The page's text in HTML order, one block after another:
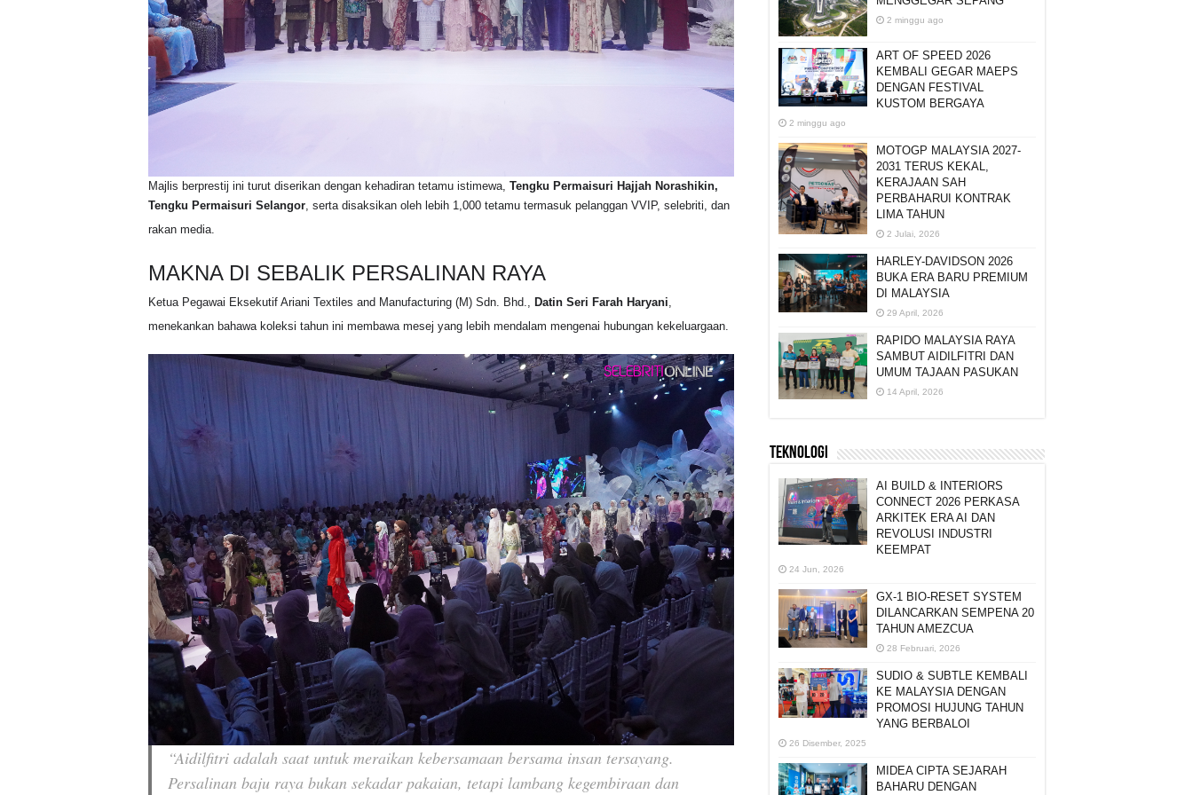
Majlis berprestij ini turut diserikan dengan kehadiran tetamu istimewa, Tengku Permaisuri Hajjah Norashikin,
Tengku Permaisuri Selangor, serta disaksikan oleh lebih 1,000 tetamu termasuk pelanggan VVIP, selebriti, dan
rakan media.
MAKNA DI SEBALIK PERSALINAN RAYA
Ketua Pegawai Eksekutif Ariani Textiles and Manufacturing (M) Sdn. Bhd., Datin Seri Farah Haryani
menekankan bahawa koleksi tahun ini membawa mesej yang lebih mendalam mengenai hubungan kekeluargaan
“Aidilfitri adalah saat untuk meraikan kebersamaan bersama insan tersayang.
Persalinan baju raya bukan sekadar pakaian, tetapi lambang kegembiraan dan
2 minggu ago
ART OF SPEED 2026
KEMBALI GEGAR MAEPS
DENGAN FESTIVAL
KUSTOM BERGAYA
2 minggu ago
MOTOGP MALAYSIA 2027-
2031 TERUS KEKAL,
KERAJAAN SAH
PERBAHARUI KONTRAK
LIMA TAHUN
2 Julai, 2026
HARLEY-DAVIDSON 2026
BUKA ERA BARU PREMIUM
DI MALAYSIA
29 April, 2026
RAPIDO MALAYSIA RAYA
SAMBUT AIDILFITRI DAN
UMUM TAJAAN PASUKAN
14 April, 2026
TEKNOLOGI
AI BUILD & INTERIORS
CONNECT 2026 PERKASA
ARKITEK ERA AI DAN
REVOLUSI INDUSTRI
KEEMPAT
24 Jun, 2026
GX-1 BIO-RESET SYSTEM
DILANCARKAN SEMPENA 20
TAHUN AMEZCUA
28 Februari, 2026
SUDIO & SUBTLE KEMBALI
KE MALAYSIA DENGAN
PROMOSI HUJUNG TAHUN
YANG BERBALOI
26 Disember, 2025
MIDEA CIPTA SEJARAH
BAHARU DENGAN